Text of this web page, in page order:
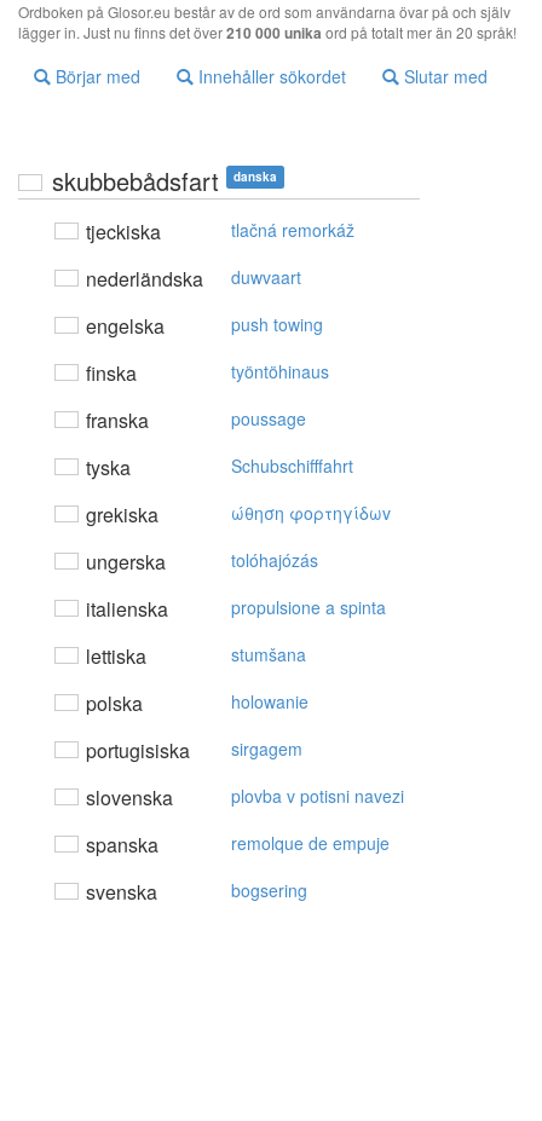
Ordboken på Glosor.eu består av de ord som användarna övar på och själv
lägger in. Just nu finns det över210 000 unika ord på totalt mer än 20 språk!
Börjar med Innehåller sökordet Slutar med
skubbebådsfart danska
tjeckiska tlačná remorkáž
nederländska duwvaart
engelska push towing
finska työntöhinaus
franska poussage
tyska Schubschifffahrt
grekiska ώθηση φoρτηγίδωv
ungerska tolóhajózás
italienska propulsione a spinta
lettiska stumšana
polska holowanie
portugisiska sirgagem
slovenska plovba v potisni navezi
spanska remolque de empuje
svenska bogsering